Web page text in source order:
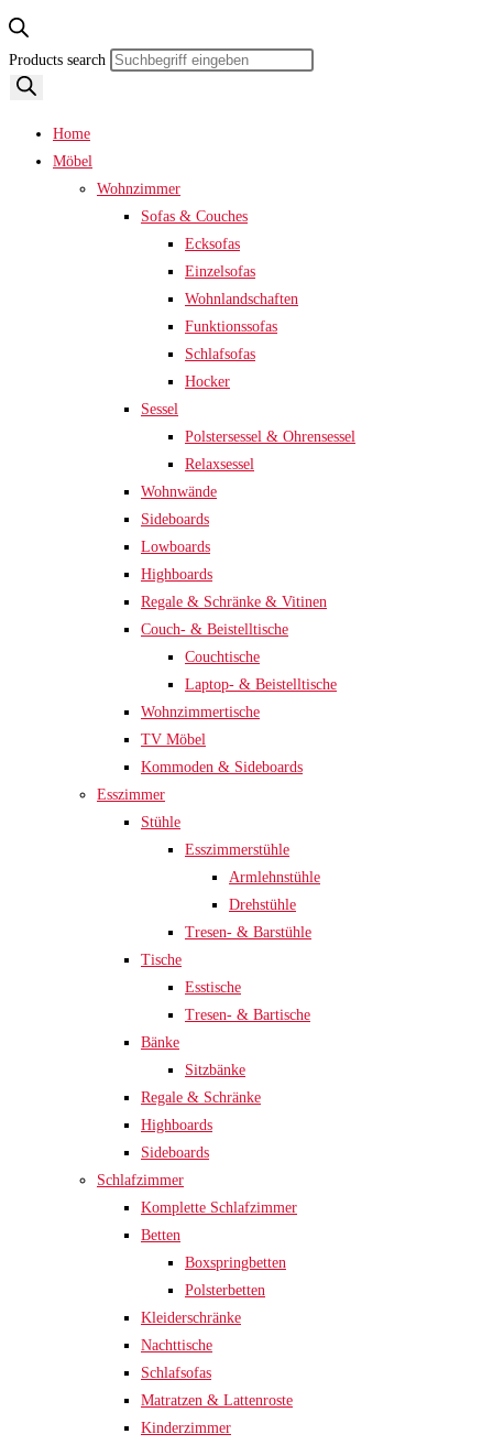
Products search
Home
Möbel
Wohnzimmer
Sofas & Couches
Ecksofas
Einzelsofas
Wohnlandschaften
Funktionssofas
Schlafsofas
Hocker
Sessel
Polstersessel & Ohrensessel
Relaxsessel
Wohnwände
Sideboards
Lowboards
Highboards
Regale & Schränke & Vitinen
Couch- & Beistelltische
Couchtische
Laptop- & Beistelltische
Wohnzimmertische
TV Möbel
Kommoden & Sideboards
Esszimmer
Stühle
Esszimmerstühle
Armlehnstühle
Drehstühle
Tresen- & Barstühle
Tische
Esstische
Tresen- & Bartische
Bänke
Sitzbänke
Regale & Schränke
Highboards
Sideboards
Schlafzimmer
Komplette Schlafzimmer
Betten
Boxspringbetten
Polsterbetten
Kleiderschränke
Nachttische
Schlafsofas
Matratzen & Lattenroste
Kinderzimmer